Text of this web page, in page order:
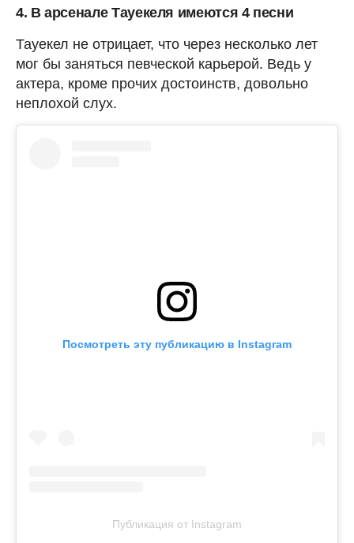
4. В арсенале Тауекеля имеются 4 песни
Тауекел не отрицает, что через несколько лет
мог бы заняться певческой карьерой️. Ведь у
актера, кроме прочих достоинств, довольно
неплохой слух.
Посмотреть эту публикацию в Instagram
Публикация от Instagram